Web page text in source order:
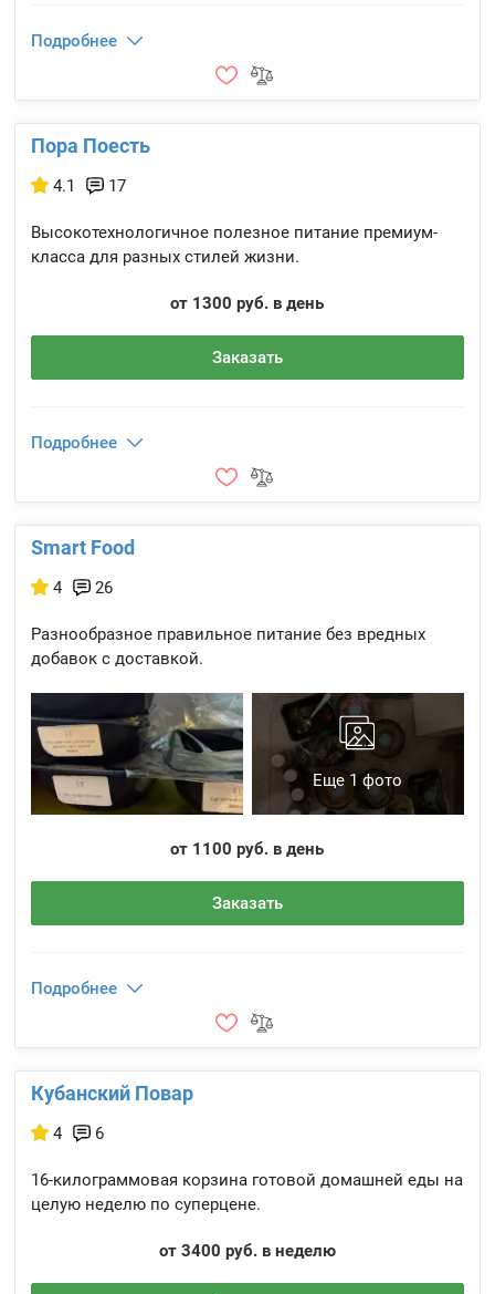
Подробнее
Пора Поесть
4.1 17
Высокотехнологичное полезное питание премиум-
класса для разных стилей жизни.
от 1300 руб. в день
Заказать
Подробнее
Smart Food
4 26
Разнообразное правильное питание без вредных
добавок с доставкой.
Еще 1 фото
от 1100 руб. в день
Заказать
Подробнее
Кубанский Повар
4 6
16-килограммовая корзина готовой домашней еды на
целую неделю по суперцене.
от 3400 руб. в неделю